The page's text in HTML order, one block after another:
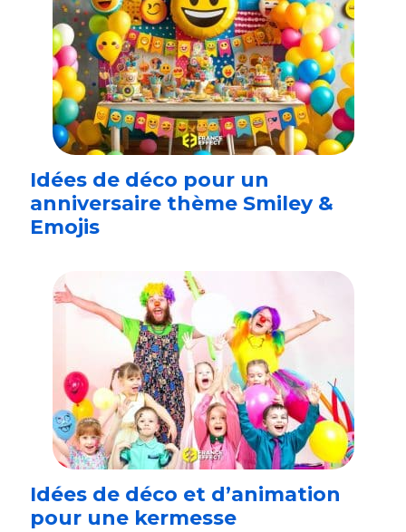
Idées de déco pour un
anniversaire thème Smiley &
Emojis
Idées de déco et d’animation
pour une kermesse